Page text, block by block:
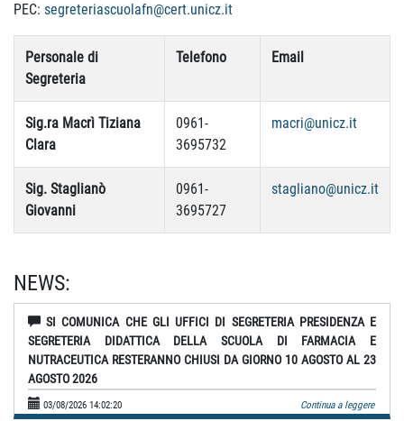
PEC: segreteriascuolafn@cert.unicz.it
Personale di
Segreteria
Telefono Email
Sig.ra Macrì Tiziana
Clara
0961-
3695732
macri@unicz.it
Sig. Staglianò
Giovanni
0961-
3695727
stagliano@unicz.it
NEWS:
SI COMUNICA CHE GLI UFFICI DI SEGRETERIA PRESIDENZA E
SEGRETERIA DIDATTICA DELLA SCUOLA DI FARMACIA E
NUTRACEUTICA RESTERANNO CHIUSI DA GIORNO 10 AGOSTO AL 23
AGOSTO 2026
03/08/2026 14:02:20 Continua a leggere